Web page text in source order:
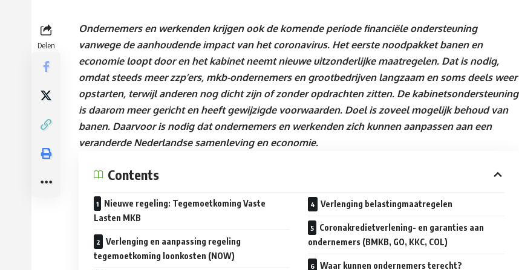
Delen
Ondernemers en werkenden krijgen ook de komende periode financiële ondersteuning
vanwege de aanhoudende impact van het coronavirus. Het eerste noodpakket banen en
economie loopt door en het kabinet neemt nieuwe uitzonderlijke maatregelen. Dat is nodig,
omdat steeds meer zzp’ers, mkb-ondernemers en grootbedrijven langzaam en soms deels weer
opstarten, terwijl anderen nog dicht zijn of zonder opdrachten zitten. De kabinetsondersteuning
is daarom meer gericht en heeft gewijzigde voorwaarden. Doel is zoveel mogelijk behoud van
banen. Daarvoor is nodig dat ondernemers en werkenden zich kunnen aanpassen aan een
veranderde Nederlandse samenleving en economie.
Contents
Nieuwe regeling: Tegemoetkoming Vaste
Lasten MKB
Verlenging en aanpassing regeling
tegemoetkoming loonkosten (NOW)
Verlenging belastingmaatregelen
Coronakredietverlening- en garanties aan
ondernemers (BMKB, GO, KKC, COL)
Waar kunnen ondernemers terecht?